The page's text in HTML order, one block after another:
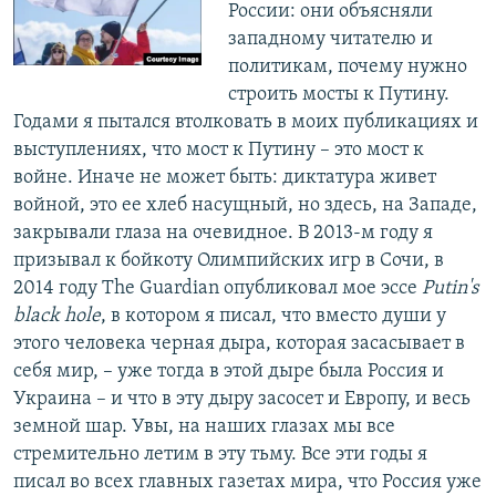
России: они объясняли
западному читателю и
политикам, почему нужно
строить мосты к Путину.
Годами я пытался втолковать в моих публикациях и
выступлениях, что мост к Путину – это мост к
войне. Иначе не может быть: диктатура живет
войной, это ее хлеб насущный, но здесь, на Западе,
закрывали глаза на очевидное. В 2013-м году я
призывал к бойкоту Олимпийских игр в Сочи, в
2014 году The Guardian опубликовал мое эссе Putin's
black hole, в котором я писал, что вместо души у
этого человека черная дыра, которая засасывает в
себя мир, – уже тогда в этой дыре была Россия и
Украина – и что в эту дыру засосет и Европу, и весь
земной шар. Увы, на наших глазах мы все
стремительно летим в эту тьму. Все эти годы я
писал во всех главных газетах мира, что Россия уже